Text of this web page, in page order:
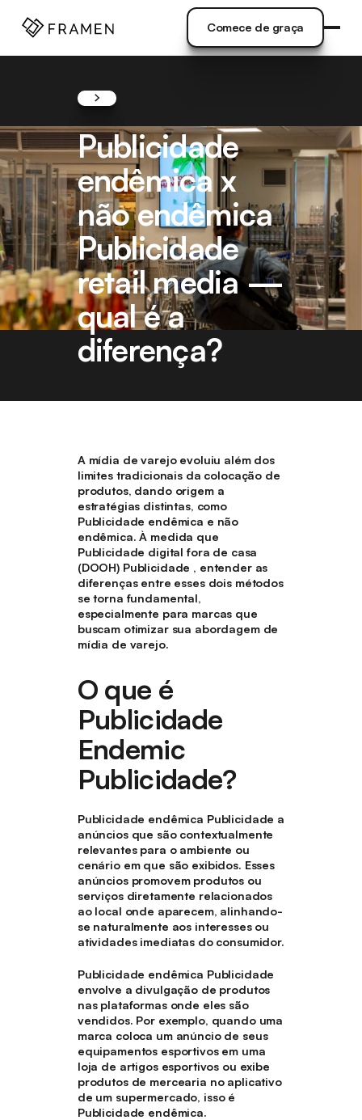
]
Comece de graça
Publicidade
endêmica x
não endêmica
Publicidade
retail media —
qual é a
diferença?
A mídia de varejo evoluiu além dos
limites tradicionais da colocação de
produtos, dando origem a
estratégias distintas, como
Publicidade endêmica e não
endêmica. À medida que
Publicidade digital fora de casa
(DOOH) Publicidade , entender as
diferenças entre esses dois métodos
se torna fundamental,
especialmente para marcas que
buscam otimizar sua abordagem de
mídia de varejo.
O que é
Publicidade
Endemic
Publicidade?
Publicidade endêmica Publicidade a
anúncios que são contextualmente
relevantes para o ambiente ou
cenário em que são exibidos. Esses
anúncios promovem produtos ou
serviços diretamente relacionados
ao local onde aparecem, alinhando-
se naturalmente aos interesses ou
atividades imediatas do consumidor.
Publicidade endêmica Publicidade
envolve a divulgação de produtos
nas plataformas onde eles são
vendidos. Por exemplo, quando uma
marca coloca um anúncio de seus
equipamentos esportivos em uma
loja de artigos esportivos ou exibe
produtos de mercearia no aplicativo
de um supermercado, isso é
Publicidade endêmica.